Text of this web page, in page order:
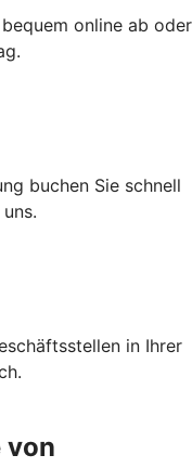
online ab oder
buchen Sie schnell
in Ihrer
von